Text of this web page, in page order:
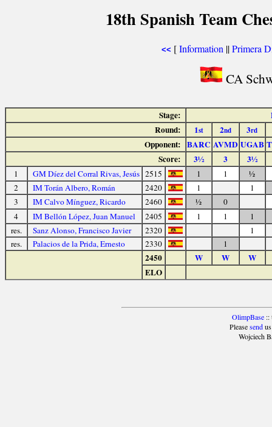
18th Spanish Team
<< [Information ||Primera
CA
Stage:
Round:
1st 2nd 3rd
Opponent: BARC AVMD UGAB
Score:
3½ 3 3½
1 GM Díez del Corral Rivas, Jesús 2515 1 1
½
2
IM Torán Albero, Román 2420 1
1
3
IM Calvo Mínguez, Ricardo 2460 ½
0
4
IM Bellón López, Juan Manuel 2405 1 1
1
res.
Sanz Alonso, Francisco Javier 2320
1
res.
Palacios de la Prida, Ernesto 2330 1
2450 W W
W
ELO
OlimpBase ::
Pleasesend
Wojciech